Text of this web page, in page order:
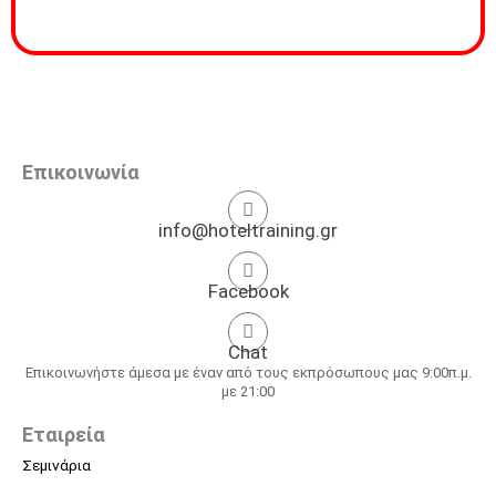
Επικοινωνία
info@hoteltraining.gr
Facebook
Chat
Επικοινωνήστε άμεσα με έναν από τους εκπρόσωπους μας 9:00π.μ.
με 21:00
Εταιρεία
Σεμινάρια